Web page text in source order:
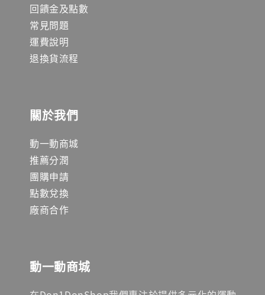
回饋金及點數
常見問題
運費說明
退換貨流程
關於我們
動一動商城
推薦分潤
團購申請
點數兌換
廠商合作
動一動商城